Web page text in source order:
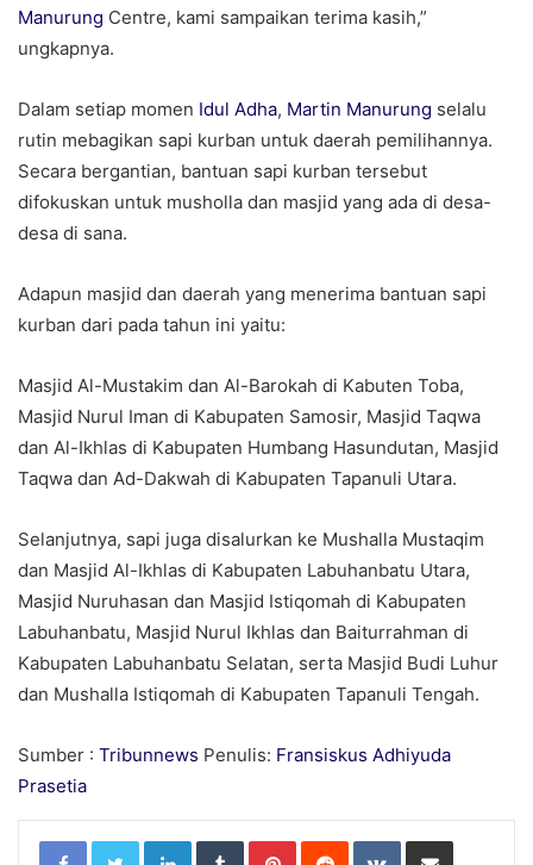
Manurung Centre, kami sampaikan terima kasih,”
ungkapnya.
Dalam setiap momen Idul Adha, Martin Manurung selalu
rutin mebagikan sapi kurban untuk daerah pemilihannya.
Secara bergantian, bantuan sapi kurban tersebut
difokuskan untuk musholla dan masjid yang ada di desa-
desa di sana.
Adapun masjid dan daerah yang menerima bantuan sapi
kurban dari pada tahun ini yaitu:
Masjid Al-Mustakim dan Al-Barokah di Kabuten Toba,
Masjid Nurul Iman di Kabupaten Samosir, Masjid Taqwa
dan Al-Ikhlas di Kabupaten Humbang Hasundutan, Masjid
Taqwa dan Ad-Dakwah di Kabupaten Tapanuli Utara.
Selanjutnya, sapi juga disalurkan ke Mushalla Mustaqim
dan Masjid Al-Ikhlas di Kabupaten Labuhanbatu Utara,
Masjid Nuruhasan dan Masjid Istiqomah di Kabupaten
Labuhanbatu, Masjid Nurul Ikhlas dan Baiturrahman di
Kabupaten Labuhanbatu Selatan, serta Masjid Budi Luhur
dan Mushalla Istiqomah di Kabupaten Tapanuli Tengah.
Sumber : Tribunnews Penulis: Fransiskus Adhiyuda
Prasetia
LinkedIn Tumblr Pinterest Reddit VKontakte